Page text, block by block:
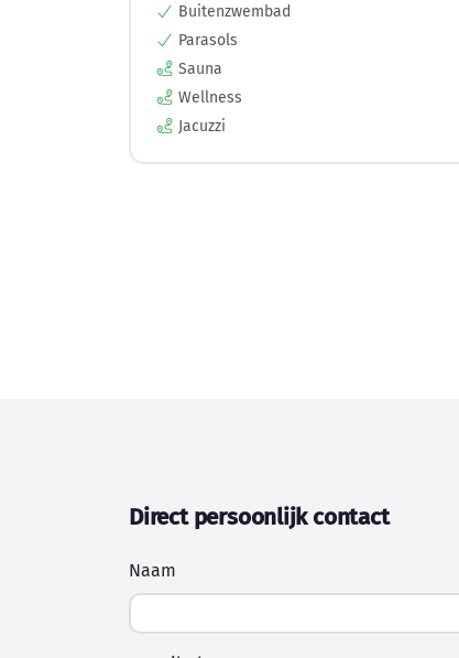
Buitenzwembad
Parasols
Sauna
Wellness
Jacuzzi
Direct persoonlijk contact
Naam